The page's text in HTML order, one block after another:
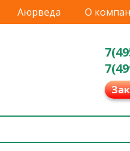
Аюрведа О